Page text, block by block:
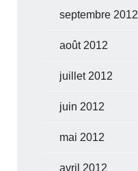
septembre 2012
août 2012
juillet 2012
juin 2012
mai 2012
avril 2012